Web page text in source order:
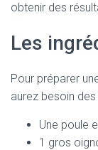
obtenir des
Les
Pour préparer
aurez besoin
Une poule
1 gros